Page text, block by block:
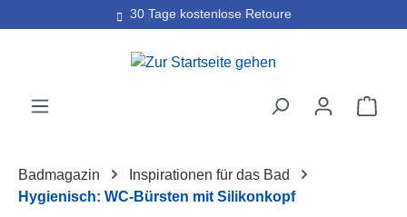
Zum Hauptinhalt springen30 Tage kostenlose Retoure
Badmagazin
Inspirationen für das Bad
Hygienisch: WC-Bürsten mit Silikonkopf